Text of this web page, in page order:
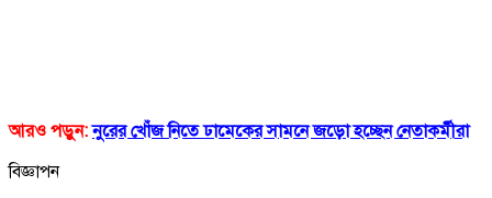
আরও পড়ুন: নুরের খোঁজ নিতে ঢামেকের সামনে জড়ো হচ্ছেন নেতাকর্মীরা
বিজ্ঞাপন